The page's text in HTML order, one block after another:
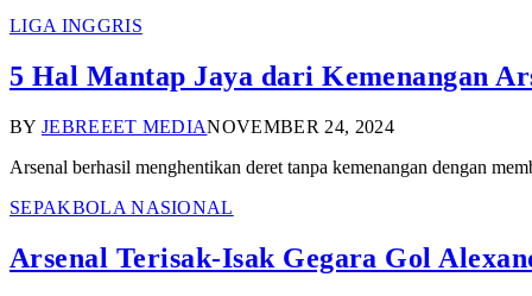
LIGA INGGRIS
5 Hal Mantap Jaya dari Kemenangan
BY JEBREEET MEDIANOVEMBER 24, 2024
Arsenal berhasil menghentikan deret tanpa kemenangan dengan
SEPAKBOLA NASIONAL
Arsenal Terisak-Isak Gegara Gol